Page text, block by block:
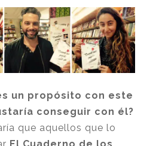
un propósito con este
conseguir con él?
que aquellos que lo